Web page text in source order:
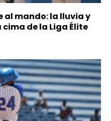
al mando: la lluvia y
de la Liga Élite